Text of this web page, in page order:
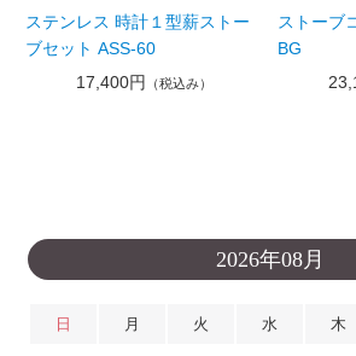
ステンレス 時計１型薪ストー
ブセット ASS-60
17,400円 （税込み）
ストーブ
BG
2026年08月
日 月 火 水 木